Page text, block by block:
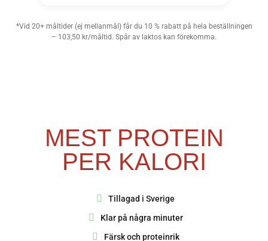
*Vid 20+ måltider (ej mellanmål) får du 10 % rabatt på hela beställningen
– 103,50 kr/måltid. Spår av laktos kan förekomma.
MEST PROTEIN
PER KALORI
Tillagad i Sverige
Klar på några minuter
Färsk och proteinrik